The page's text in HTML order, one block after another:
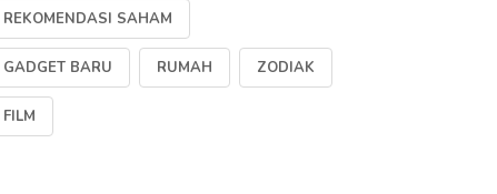
REKOMENDASI SAHAM
GADGET BARU RUMAH ZODIAK
FILM